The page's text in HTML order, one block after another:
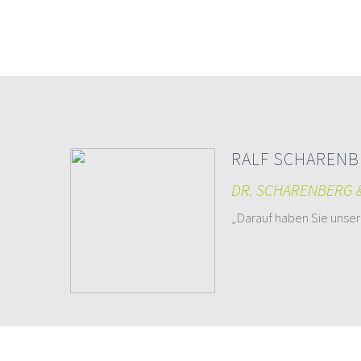
RALF
DR. SCHARENBERG
„Darauf haben Sie